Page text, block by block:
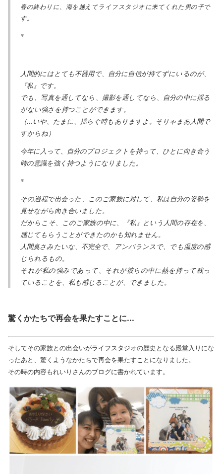
春の終わりに、海を越えてライフスタジオに来てくれた男の子で
す。
*
人間的にはとても不器用で、自分に自信が持てずにいるのが、
『私』です。
でも、写真を通してなら、撮影を通してなら、自分の中に揺る
がない強さを持つことができます。
（…いや、たまに、揺らぐ時もありますよ。そりゃまあ人間で
すからね）
今年に入って、自分のプロジェクトを持って、ひとに向き合う
時の意識を強く持つようになりました。
*
その過程で出会った、このご家族に対して、私は自分の姿勢を
見せながら向き合いました。
だからこそ、このご家族の中に、『私』という人間の存在を、
感じてもらうことができたのかも知れません。
人間臭さみたいな、不完全で、アンバランスで、でも温度の感
じられるもの。
それが私の強みであって、それが彼らの中に熱を持って残っ
ていることを、私も感じることが、できました。
驚くかたちで再会を果たすことに...
そしてその家族との出会いがライフスタジオの歴史となる殿堂入りにな
ったあと、驚くようなかたちで再会を果たすことになりました。
その時の内容もれいりさんのブログに書かれています。